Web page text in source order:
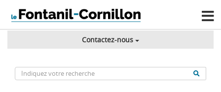
Contactez-nous